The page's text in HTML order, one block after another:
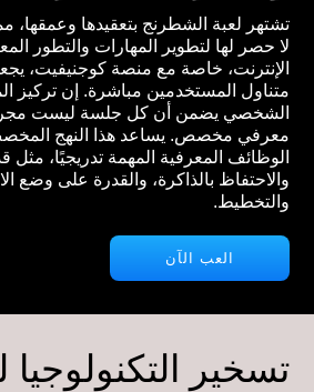
تشتهر لعبة الشطرنج بتعقيدها وعمقها،
لا حصر لها لتطوير المهارات والتطور
الإنترنت، خاصة مع منصة كوجنيفيت،
متناول المستخدمين مباشرة. إن تركيز
الشخصي يضمن أن كل جلسة ليست مجرد
معرفي مخصص. يساعد هذا النهج
الوظائف المعرفية المهمة تدريجيًا،
والاحتفاظ بالذاكرة، والقدرة على وضع
والتخطيط.
العب الآن
تسخير التكنولوجيا